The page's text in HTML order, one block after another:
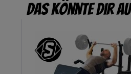
Das könnte dir